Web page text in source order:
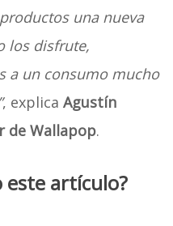
una nueva
los disfrute,
a un consumo mucho
, explica Agustín
de Wallapop.
este artículo?